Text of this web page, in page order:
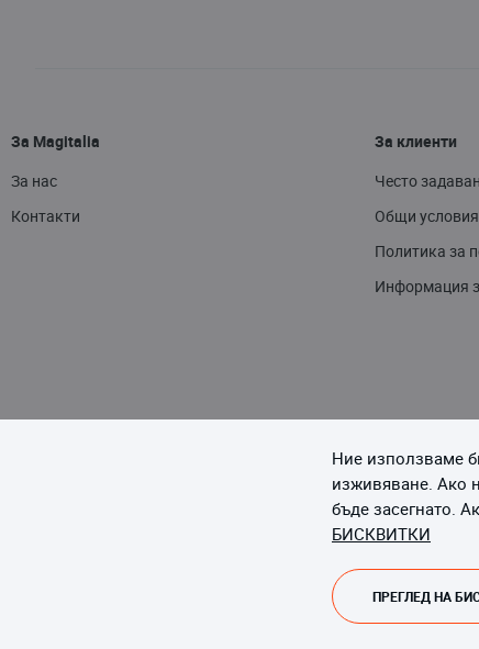
За Magitalia
За нас
Контакти
За клиенти
Често
Общи условия
Политика за
Информация
Ние използваме
изживяване. Ако
бъде засегнато.
БИСКВИТКИ
ПРЕГЛЕД НА